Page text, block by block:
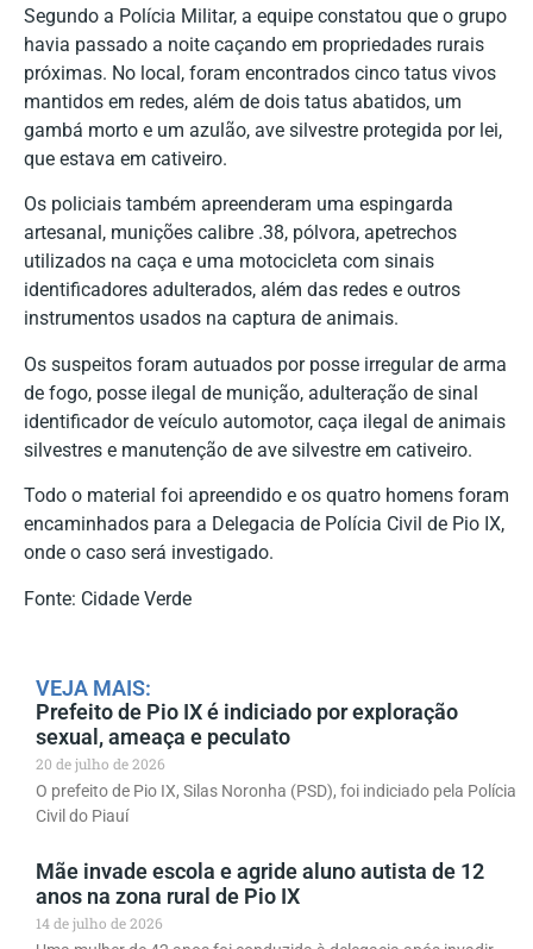
Segundo a Polícia Militar, a equipe constatou que o grupo
havia passado a noite caçando em propriedades rurais
próximas. No local, foram encontrados cinco tatus vivos
mantidos em redes, além de dois tatus abatidos, um
gambá morto e um azulão, ave silvestre protegida por lei,
que estava em cativeiro.
Os policiais também apreenderam uma espingarda
artesanal, munições calibre .38, pólvora, apetrechos
utilizados na caça e uma motocicleta com sinais
identificadores adulterados, além das redes e outros
instrumentos usados na captura de animais.
Os suspeitos foram autuados por posse irregular de arma
de fogo, posse ilegal de munição, adulteração de sinal
identificador de veículo automotor, caça ilegal de animais
silvestres e manutenção de ave silvestre em cativeiro.
Todo o material foi apreendido e os quatro homens foram
encaminhados para a Delegacia de Polícia Civil de Pio IX,
onde o caso será investigado.
Fonte: Cidade Verde
VEJA MAIS:
Prefeito de Pio IX é indiciado por exploração
sexual, ameaça e peculato
20 de julho de 2026
O prefeito de Pio IX, Silas Noronha (PSD), foi indiciado pela Polícia
Civil do Piauí
Mãe invade escola e agride aluno autista de 12
anos na zona rural de Pio IX
14 de julho de 2026